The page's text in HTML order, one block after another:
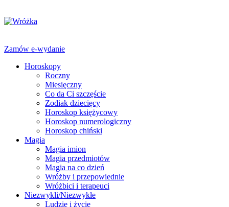
Zamów e-wydanie
Horoskopy
Roczny
Miesięczny
Co da Ci szczęście
Zodiak dziecięcy
Horoskop księżycowy
Horoskop numerologiczny
Horoskop chiński
Magia
Magia imion
Magia przedmiotów
Magia na co dzień
Wróżby i przepowiednie
Wróżbici i terapeuci
Niezwykli/Niezwykłe
Ludzie i życie